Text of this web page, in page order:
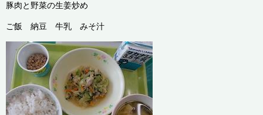
豚肉と野菜の生姜炒め
ご飯 納豆 牛乳 みそ汁